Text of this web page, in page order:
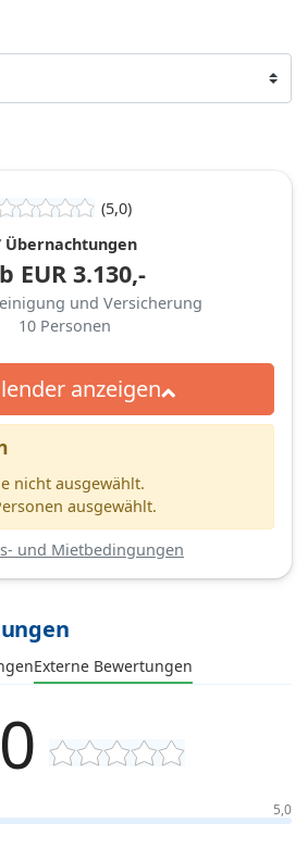
(5,0)
Übernachtungen
EUR 3.130,-
und Versicherung
10 Personen
anzeigen
nicht ausgewählt.
ausgewählt.
und Mietbedingungen
Externe Bewertungen
5,0